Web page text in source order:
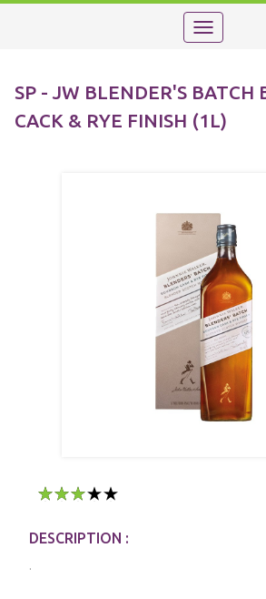
Toggle
navigation
SP - JW BLENDER'S BATCH
CACK & RYE FINISH (1L)
DESCRIPTION :
.